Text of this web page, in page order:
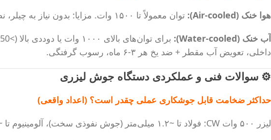
هوا خنک (Air-cooled):
توان معمولاً تا ۱۵۰۰ وات. مزایا: بدون نیاز به چیلر، نصب آسان، هزینه نگهداری کمتر. معایب: حساس به دمای محیط، محدودیت در کار مداوم (duty cycle).
آب خنک (Water-cooled):
داخلی، تعویض آب مقطر + ضد یخ هر ۳-۶ ماه، رسوب گرفتگی.
⚙️ سوالات فنی و عملکردی دستگاه جوش لیزری
حداکثر ضخامت قابل جوشکاری عملی چقدر است؟ (اعداد واقعی)
لیزر ۵۰۰ وات CW: فولاد تا ~۱.۲ میلی‌متر (جوش نفوذی سخت)، آلومینیوم تا ~۰.۸ میلی‌متر.